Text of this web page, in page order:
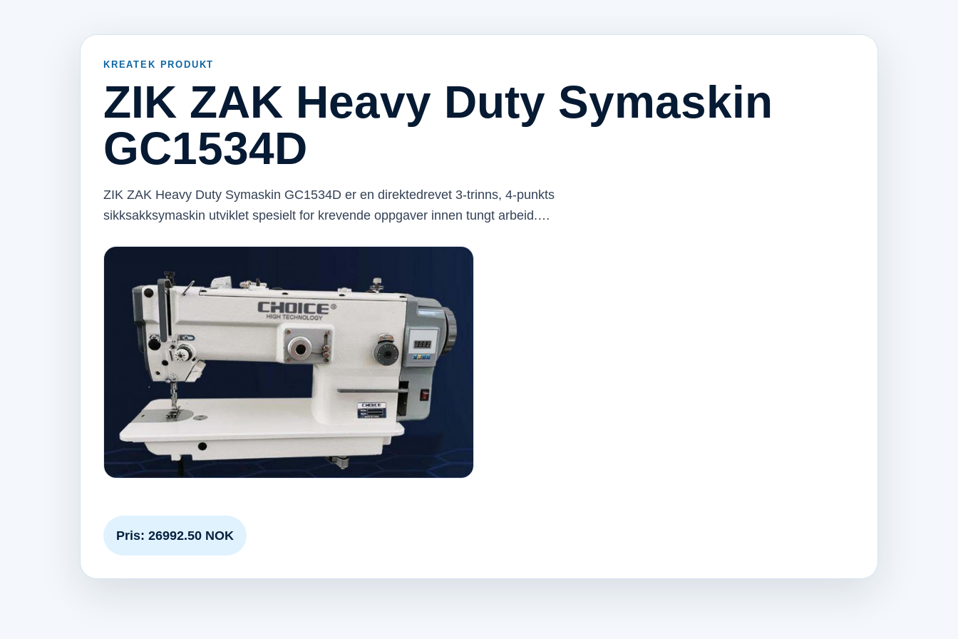
KREATEK PRODUKT
ZIK ZAK Heavy Duty Symaskin
GC1534D
ZIK ZAK Heavy Duty Symaskin GC1534D er en direktedrevet 3-trinns, 4-punkts
sikksakksymaskin utviklet spesielt for krevende oppgaver innen tungt arbeid.…
Pris: 26992.50 NOK